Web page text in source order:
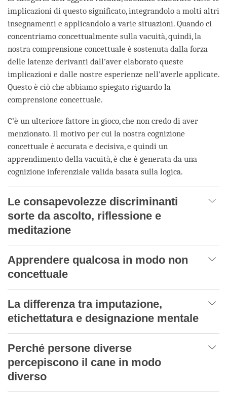
implicazioni di questo significato, integrandolo a molti altri
insegnamenti e applicandolo a varie situazioni. Quando ci
concentriamo concettualmente sulla vacuità, quindi, la
nostra comprensione concettuale è sostenuta dalla forza
delle latenze derivanti dall’aver elaborato queste
implicazioni e dalle nostre esperienze nell’averle applicate.
Questo è ciò che abbiamo spiegato riguardo la
comprensione concettuale.
C’è un ulteriore fattore in gioco, che non credo di aver
menzionato. Il motivo per cui la nostra cognizione
concettuale è accurata e decisiva, e quindi un
apprendimento della vacuità, è che è generata da una
cognizione inferenziale valida basata sulla logica.
Le consapevolezze discriminanti
sorte da ascolto, riflessione e
meditazione
Apprendere qualcosa in modo non
concettuale
La differenza tra imputazione,
etichettatura e designazione mentale
Perché persone diverse
percepiscono il cane in modo
diverso